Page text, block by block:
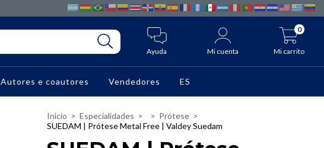
Ayuda Mi cuenta Mi carrito
0
Autores e coautores Vendedores ES
Inicio > Especialidades > > Prótese >
SUEDAM | Prótese Metal Free | Valdey Suedam